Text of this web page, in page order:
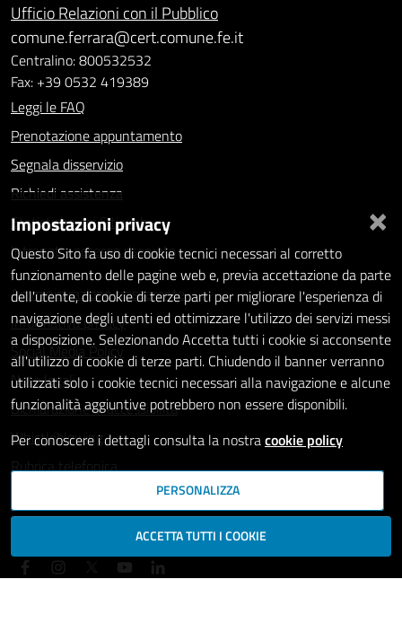
Ufficio Relazioni con il Pubblico
comune.ferrara@cert.comune.fe.it
Centralino: 800532532
Fax: +39 0532 419389
Leggi le FAQ
Prenotazione appuntamento
Segnala disservizio
Richiedi assistenza
Statistiche dei Siti web
Intranet - accesso riservato
Amministrazione trasparente
Informativa privacy
Social Media Policy
Note legali
Dichiarazione di accessibilità
Whistleblowing
Rubrica telefonica
SEGUICI SU
×
Impostazioni privacy
Questo Sito fa uso di cookie tecnici necessari al corretto
funzionamento delle pagine web e, previa accettazione da parte
dell'utente, di cookie di terze parti per migliorare l'esperienza di
navigazione degli utenti ed ottimizzare l'utilizzo dei servizi messi
a disposizione. Selezionando Accetta tutti i cookie si acconsente
all'utilizzo di cookie di terze parti. Chiudendo il banner verranno
utilizzati solo i cookie tecnici necessari alla navigazione e alcune
funzionalità aggiuntive potrebbero non essere disponibili.
Per conoscere i dettagli consulta la nostracookie policy
PERSONALIZZA
ACCETTA TUTTI I COOKIE